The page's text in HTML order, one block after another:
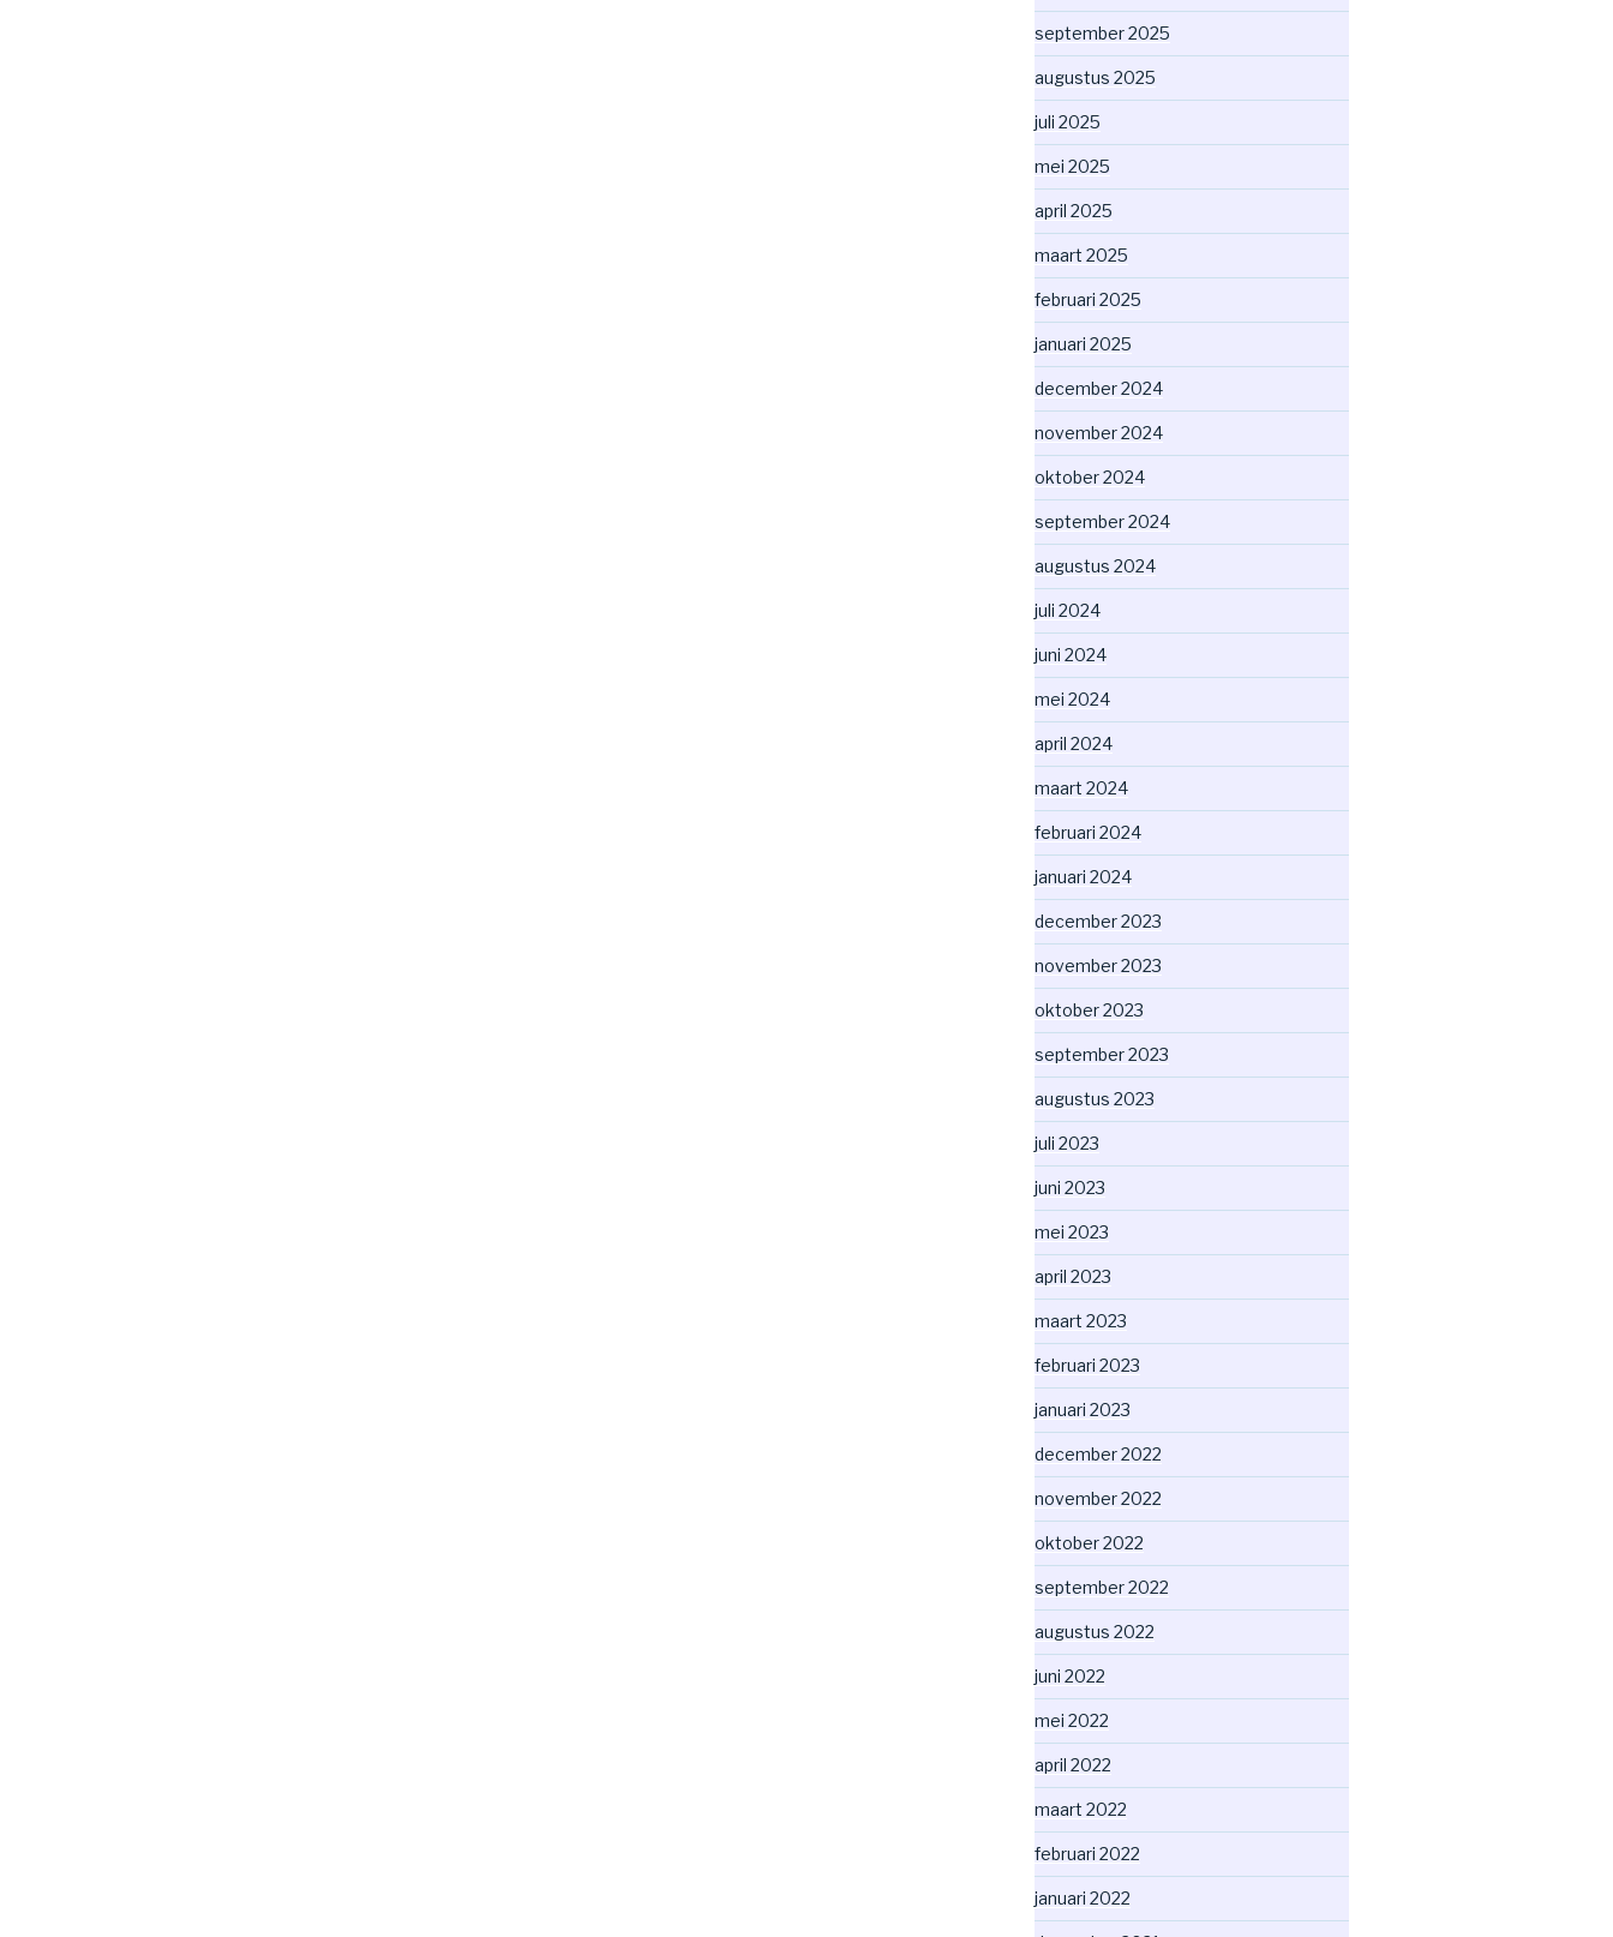
september 2025
augustus 2025
juli 2025
mei 2025
april 2025
maart 2025
februari 2025
januari 2025
december 2024
november 2024
oktober 2024
september 2024
augustus 2024
juli 2024
juni 2024
mei 2024
april 2024
maart 2024
februari 2024
januari 2024
december 2023
november 2023
oktober 2023
september 2023
augustus 2023
juli 2023
juni 2023
mei 2023
april 2023
maart 2023
februari 2023
januari 2023
december 2022
november 2022
oktober 2022
september 2022
augustus 2022
juni 2022
mei 2022
april 2022
maart 2022
februari 2022
januari 2022